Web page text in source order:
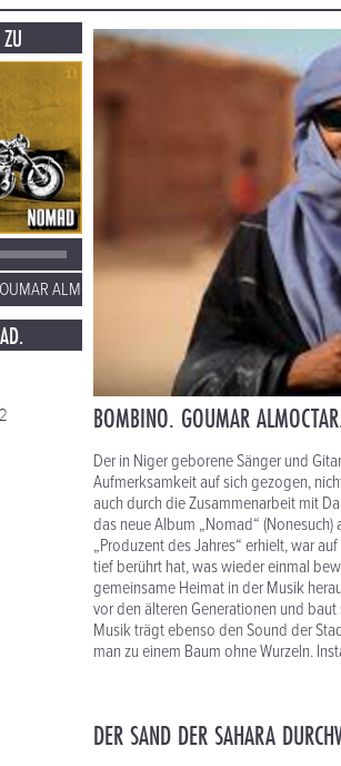
ALMOCTAR
BOMBINO. GOUMAR
Der in Niger geborene Sänger und
Aufmerksamkeit auf sich gezogen,
auch durch die Zusammenarbeit mit
das neue Album „Nomad“
„Produzent des Jahres“ erhielt, war
tief berührt hat, was wieder einmal
gemeinsame Heimat in der Musik
vor den älteren Generationen und
Musik trägt ebenso den Sound der
man zu einem Baum ohne Wurzeln.
DER SAND DER SAHARA